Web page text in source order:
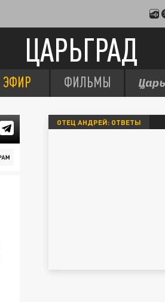
ЦАРЬГРАД
ЭФИР ФИЛЬМЫ
ОТЕЦ АНДРЕЙ: ОТВЕТЫ